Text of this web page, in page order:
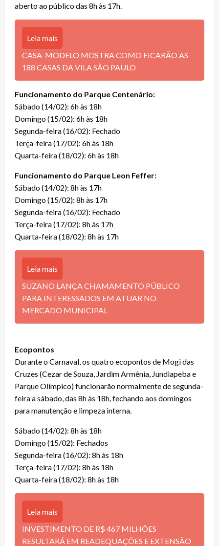
aberto ao público das 8h às 17h.
Leia mais
CASA-MODELO MOSTRA COMO FICARÃO AS
188 CASAS DA VILA SÃO PAULO
Funcionamento do Parque Centenário:
Sábado (14/02): 6h às 18h
Domingo (15/02): 6h às 18h
Segunda-feira (16/02): Fechado
Terça-feira (17/02): 6h às 18h
Quarta-feira (18/02): 6h às 18h
Funcionamento do Parque Leon Feffer:
Sábado (14/02): 8h às 17h
Domingo (15/02): 8h às 17h
Segunda-feira (16/02): Fechado
Terça-feira (17/02): 8h às 17h
Quarta-feira (18/02): 8h às 17h
Leia mais
SUZANO LANÇA CHAMAMENTO PÚBLICO
PARA INTERESSADOS EM ATUAR NO
MERCADO MUNICIPAL
Ecopontos
Durante o Carnaval, os quatro ecopontos de Mogi das
Cruzes (Cezar de Souza, Jardim Armênia, Jundiapeba e
Parque Olímpico) funcionarão normalmente de segunda-
feira a sábado, das 8h às 18h, fechando aos domingos
para manutenção e limpeza interna.
Sábado (14/02): 8h às 18h
Domingo (15/02): Fechados
Segunda-feira (16/02): 8h às 18h
Terça-feira (17/02): 8h às 18h
Quarta-feira (18/02): 8h às 18h
Leia mais
INVESTIMENTO DE R$ 467 MILHÕES
RESULTARÁ EM READEQUAÇÕES E EXTENSÃO